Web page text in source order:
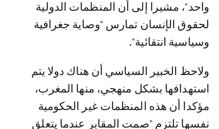
واحد"، مشيرا إلى أن المنظمات الدولية
لحقوق الإنسان تمارس "وصاية جغرافية
وسياسية انتقائية".
ولاحظ الخبير السياسي أن هناك دولا يتم
استهدافها بشكل منهجي، منها المغرب،
مؤكدا أن هذه المنظمات غير الحكومية
نفسها تلتزم "صمت المقابر عندما يتعلق